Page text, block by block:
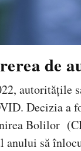
de
autoritățile
Decizia a
Bolilor
anului să